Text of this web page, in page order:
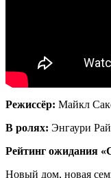
Режиссёр: Майкл
В ролях: Энгаури
Рейтинг ожидания
Новый дом, новая